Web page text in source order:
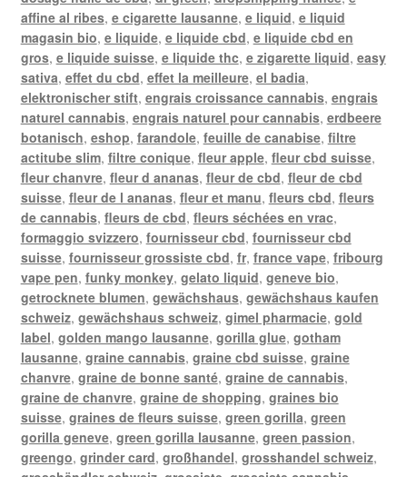
affine al ribes, e cigarette lausanne, e liquid, e liquid
magasin bio, e liquide, e liquide cbd, e liquide cbd en
gros, e liquide suisse, e liquide thc, e zigarette liquid, easy
sativa, effet du cbd, effet la meilleure, el badia,
elektronischer stift, engrais croissance cannabis, engrais
naturel cannabis, engrais naturel pour cannabis, erdbeere
botanisch, eshop, farandole, feuille de canabise, filtre
actitube slim, filtre conique, fleur apple, fleur cbd suisse,
fleur chanvre, fleur d ananas, fleur de cbd, fleur de cbd
suisse, fleur de l ananas, fleur et manu, fleurs cbd, fleurs
de cannabis, fleurs de cbd, fleurs séchées en vrac,
formaggio svizzero, fournisseur cbd, fournisseur cbd
suisse, fournisseur grossiste cbd, fr, france vape, fribourg
vape pen, funky monkey, gelato liquid, geneve bio,
getrocknete blumen, gewächshaus, gewächshaus kaufen
schweiz, gewächshaus schweiz, gimel pharmacie, gold
label, golden mango lausanne, gorilla glue, gotham
lausanne, graine cannabis, graine cbd suisse, graine
chanvre, graine de bonne santé, graine de cannabis,
graine de chanvre, graine de shopping, graines bio
suisse, graines de fleurs suisse, green gorilla, green
gorilla geneve, green gorilla lausanne, green passion,
greengo, grinder card, großhandel, grosshandel schweiz,